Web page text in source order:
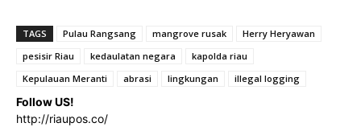
TAGS Pulau Rangsang mangrove rusak
Herry Heryawan
pesisir Riau
kedaulatan negara
kapolda riau
Kepulauan Meranti
abrasi lingkungan illegal logging
Follow US!
http://riaupos.co/